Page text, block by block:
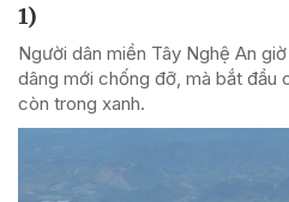
1)
Người dân miền Tây Nghệ An
dâng mới chống đỡ, mà bắt đầu
còn trong xanh.